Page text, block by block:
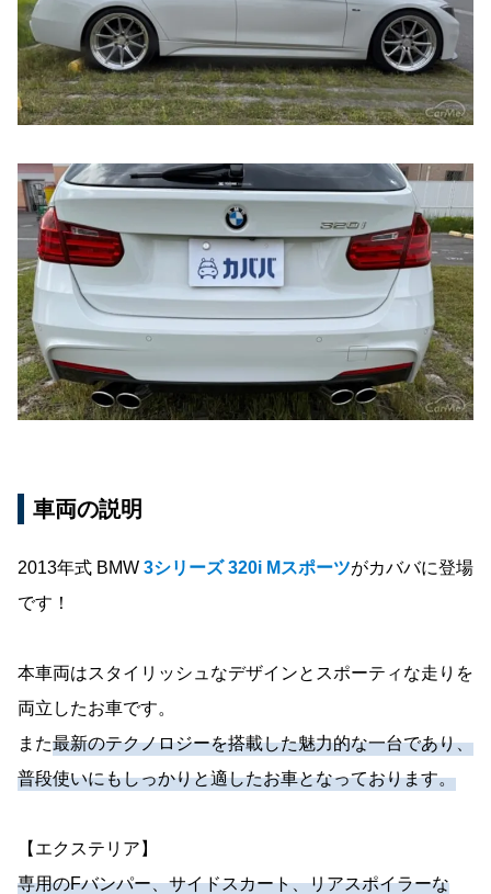
車両の説明
2013年式 BMW 3シリーズ 320i Mスポーツがカババに登場
です！
本車両はスタイリッシュなデザインとスポーティな走りを
両立したお車です。
また最新のテクノロジーを搭載した魅力的な一台であり、
普段使いにもしっかりと適したお車となっております。
【エクステリア】
専用のFバンパー、サイドスカート、リアスポイラーな